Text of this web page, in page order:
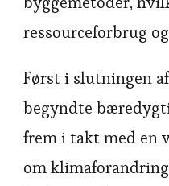
ressourceforbrug
Først i slutningen
begyndte
frem i takt med en
om